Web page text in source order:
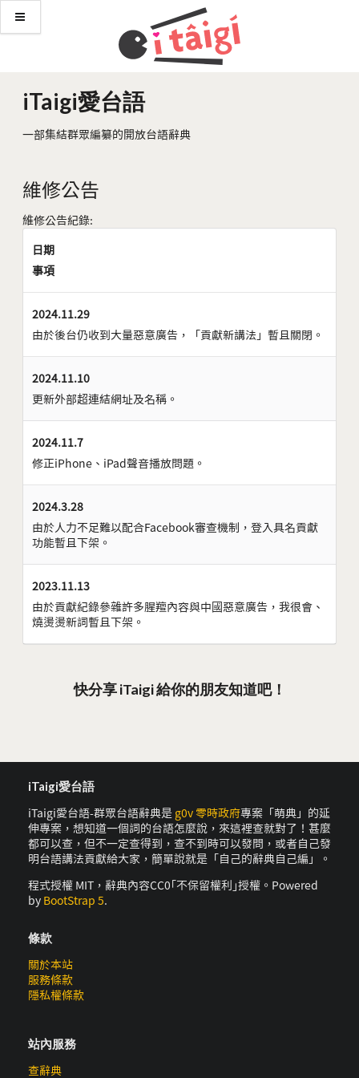
iTaigi愛台語
一部集結群眾編纂的開放台語辭典
維修公告
維修公告紀錄:
日期
事項
2024.11.29
由於後台仍收到大量惡意廣告，「貢獻新講法」暫且關閉。
2024.11.10
更新外部超連結網址及名稱。
2024.11.7
修正iPhone、iPad聲音播放問題。
2024.3.28
由於人力不足難以配合Facebook審查機制，登入具名貢獻
功能暫且下架。
2023.11.13
由於貢獻紀錄參雜許多腥羶內容與中國惡意廣告，我很會、
燒燙燙新詞暫且下架。
快分享 iTaigi 給你的朋友知道吧！
iTaigi愛台語
iTaigi愛台語-群眾台語辭典是 g0v 零時政府專案「萌典」的延
伸專案，想知道一個詞的台語怎麼說，來這裡查就對了！甚麼
都可以查，但不一定查得到，查不到時可以發問，或者自己發
明台語講法貢獻給大家，簡單說就是「自己的辭典自己編」。
程式授權 MIT，辭典內容CC0｢不保留權利｣授權。Powered
by BootStrap 5.
條款
關於本站
服務條款
隱私權條款
站內服務
查辭典